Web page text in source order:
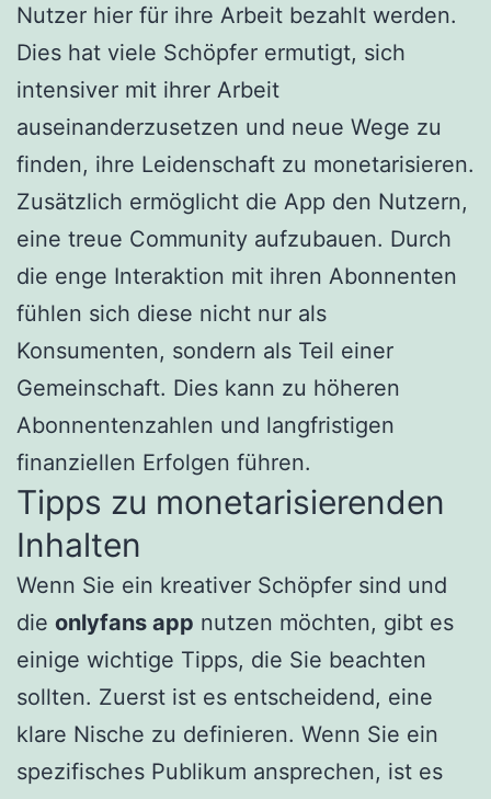
Nutzer hier für ihre Arbeit bezahlt werden.
Dies hat viele Schöpfer ermutigt, sich
intensiver mit ihrer Arbeit
auseinanderzusetzen und neue Wege zu
finden, ihre Leidenschaft zu monetarisieren.
Zusätzlich ermöglicht die App den Nutzern,
eine treue Community aufzubauen. Durch
die enge Interaktion mit ihren Abonnenten
fühlen sich diese nicht nur als
Konsumenten, sondern als Teil einer
Gemeinschaft. Dies kann zu höheren
Abonnentenzahlen und langfristigen
finanziellen Erfolgen führen.
Tipps zu monetarisierenden
Inhalten
Wenn Sie ein kreativer Schöpfer sind und
die onlyfans app nutzen möchten, gibt es
einige wichtige Tipps, die Sie beachten
sollten. Zuerst ist es entscheidend, eine
klare Nische zu definieren. Wenn Sie ein
spezifisches Publikum ansprechen, ist es